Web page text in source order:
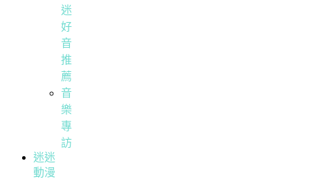
迷
好
音
推
薦
音
樂
專
訪
迷迷
動漫